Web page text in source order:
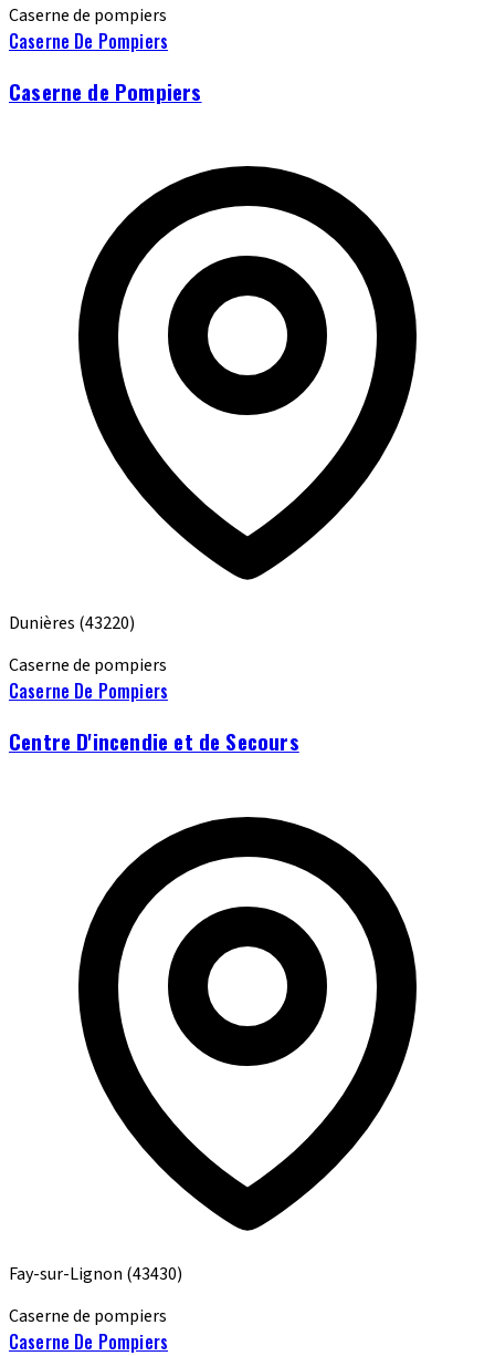
Caserne de pompiers
Caserne De Pompiers
Caserne de Pompiers
Dunières (43220)
Caserne de pompiers
Caserne De Pompiers
Centre D'incendie et de Secours
Fay-sur-Lignon (43430)
Caserne de pompiers
Caserne De Pompiers